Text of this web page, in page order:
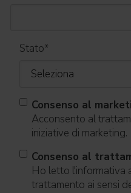
Stato*
Consenso al
Acconsento al
iniziative di marketing.
Consenso al
Ho letto l'informativa
trattamento ai sensi